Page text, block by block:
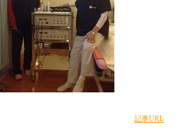
記事URL